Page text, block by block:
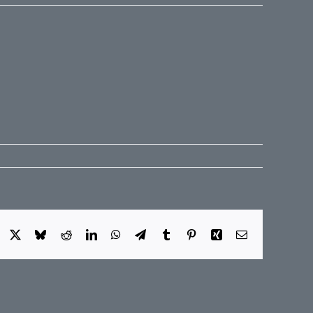
Facebook BlueskyRedditLinkedInWhatsApp
TelegramTumblr PinterestXing E-